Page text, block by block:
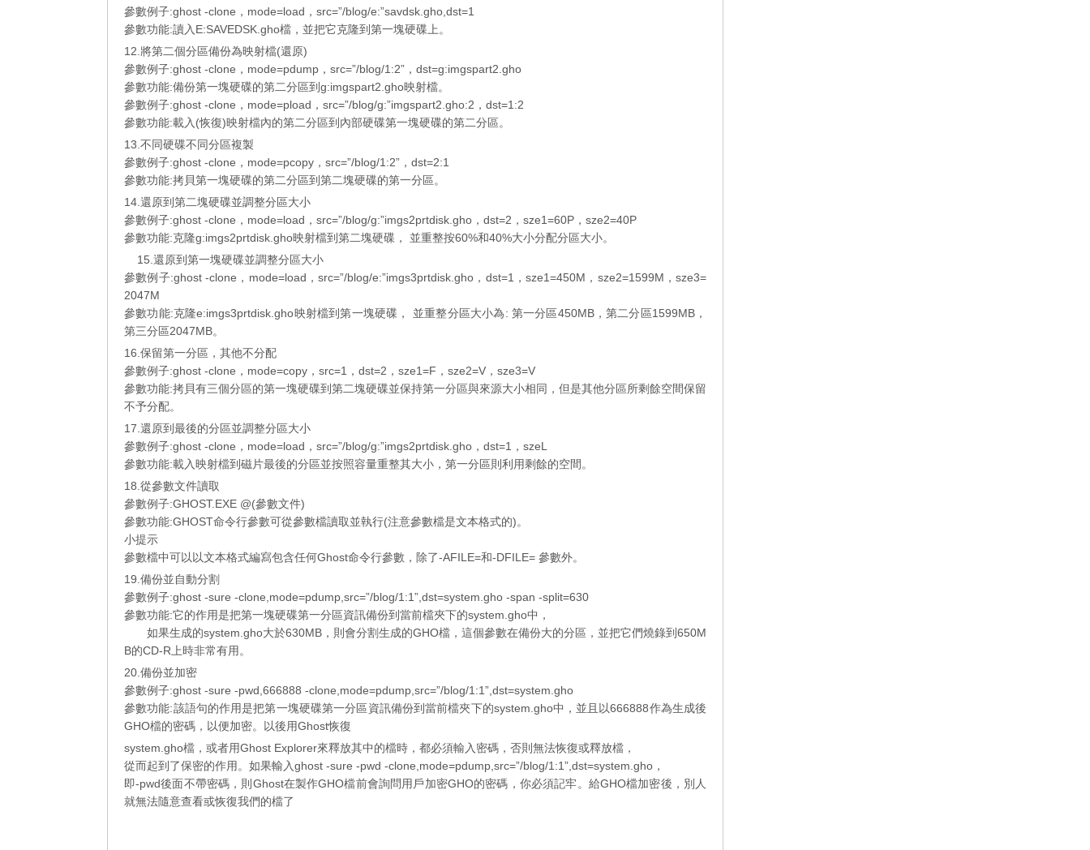
參數例子:ghost -clone，mode=load，src=”/blog/e:”savdsk.gho,dst=1
參數功能:讀入E:SAVEDSK.gho檔，並把它克隆到第一塊硬碟上。
12.將第二個分區備份為映射檔(還原)
參數例子:ghost -clone，mode=pdump，src=”/blog/1:2”，dst=g:imgspart2.gho
參數功能:備份第一塊硬碟的第二分區到g:imgspart2.gho映射檔。
參數例子:ghost -clone，mode=pload，src=”/blog/g:”imgspart2.gho:2，dst=1:2
參數功能:載入(恢復)映射檔內的第二分區到內部硬碟第一塊硬碟的第二分區。
13.不同硬碟不同分區複製
參數例子:ghost -clone，mode=pcopy，src=”/blog/1:2”，dst=2:1
參數功能:拷貝第一塊硬碟的第二分區到第二塊硬碟的第一分區。
14.還原到第二塊硬碟並調整分區大小
參數例子:ghost -clone，mode=load，src=”/blog/g:”imgs2prtdisk.gho，dst=2，sze1=60P，sze2=40P
參數功能:克隆g:imgs2prtdisk.gho映射檔到第二塊硬碟， 並重整按60%和40%大小分配分區大小。
15.還原到第一塊硬碟並調整分區大小
參數例子:ghost -clone，mode=load，src=”/blog/e:”imgs3prtdisk.gho，dst=1，sze1=450M，sze2=1599M，sze3=
2047M
參數功能:克隆e:imgs3prtdisk.gho映射檔到第一塊硬碟， 並重整分區大小為: 第一分區450MB，第二分區1599MB，
第三分區2047MB。
16.保留第一分區，其他不分配
參數例子:ghost -clone，mode=copy，src=1，dst=2，sze1=F，sze2=V，sze3=V
參數功能:拷貝有三個分區的第一塊硬碟到第二塊硬碟並保持第一分區與來源大小相同，但是其他分區所剩餘空間保留
不予分配。
17.還原到最後的分區並調整分區大小
參數例子:ghost -clone，mode=load，src=”/blog/g:”imgs2prtdisk.gho，dst=1，szeL
參數功能:載入映射檔到磁片最後的分區並按照容量重整其大小，第一分區則利用剩餘的空間。
18.從參數文件讀取
參數例子:GHOST.EXE @(參數文件)
參數功能:GHOST命令行參數可從參數檔讀取並執行(注意參數檔是文本格式的)。
小提示
參數檔中可以以文本格式編寫包含任何Ghost命令行參數，除了-AFILE=和-DFILE= 參數外。
19.備份並自動分割
參數例子:ghost -sure -clone,mode=pdump,src=”/blog/1:1”,dst=system.gho -span -split=630
參數功能:它的作用是把第一塊硬碟第一分區資訊備份到當前檔夾下的system.gho中，
如果生成的system.gho大於630MB，則會分割生成的GHO檔，這個參數在備份大的分區，並把它們燒錄到650M
B的CD-R上時非常有用。
20.備份並加密
參數例子:ghost -sure -pwd,666888 -clone,mode=pdump,src=”/blog/1:1”,dst=system.gho
參數功能:該語句的作用是把第一塊硬碟第一分區資訊備份到當前檔夾下的system.gho中，並且以666888作為生成後
GHO檔的密碼，以便加密。以後用Ghost恢復
system.gho檔，或者用Ghost Explorer來釋放其中的檔時，都必須輸入密碼，否則無法恢復或釋放檔，
從而起到了保密的作用。如果輸入ghost -sure -pwd -clone,mode=pdump,src=”/blog/1:1”,dst=system.gho，
即-pwd後面不帶密碼，則Ghost在製作GHO檔前會詢問用戶加密GHO的密碼，你必須記牢。給GHO檔加密後，別人
就無法隨意查看或恢復我們的檔了